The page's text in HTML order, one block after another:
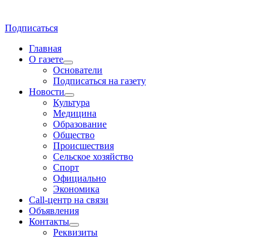
Подписаться
Главная
О газете
Основатели
Подписаться на газету
Новости
Культура
Медицина
Образование
Общество
Происшествия
Сельское хозяйство
Спорт
Официально
Экономика
Call-центр на связи
Объявления
Контакты
Реквизиты